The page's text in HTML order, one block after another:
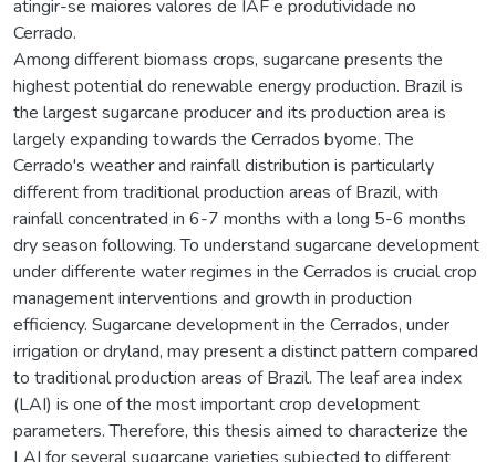
atingir-se maiores valores de IAF e produtividade no
Cerrado.
Among different biomass crops, sugarcane presents the
highest potential do renewable energy production. Brazil is
the largest sugarcane producer and its production area is
largely expanding towards the Cerrados byome. The
Cerrado's weather and rainfall distribution is particularly
different from traditional production areas of Brazil, with
rainfall concentrated in 6-7 months with a long 5-6 months
dry season following. To understand sugarcane development
under differente water regimes in the Cerrados is crucial crop
management interventions and growth in production
efficiency. Sugarcane development in the Cerrados, under
irrigation or dryland, may present a distinct pattern compared
to traditional production areas of Brazil. The leaf area index
(LAI) is one of the most important crop development
parameters. Therefore, this thesis aimed to characterize the